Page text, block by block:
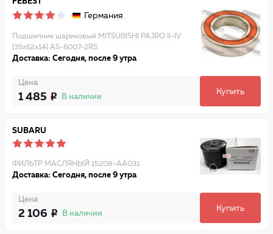
Германия
Подшипник шариковый MITSUBISHI PAJRO II-IV
(35x62x14) AS-6007-2RS
Доставка: Сегодня, после 9 утра
Цена
1 485 В наличии
Купить
SUBARU
ФИЛЬТР МАСЛЯНЫЙ 15208-AA031
Доставка: Сегодня, после 9 утра
Цена
2 106 В наличии
Купить